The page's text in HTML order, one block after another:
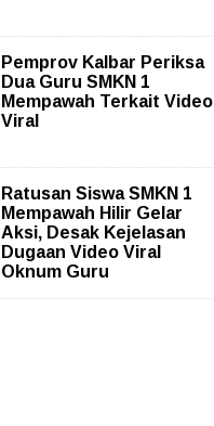
Pemprov Kalbar Periksa
Dua Guru SMKN 1
Mempawah Terkait Video
Viral
Ratusan Siswa SMKN 1
Mempawah Hilir Gelar
Aksi, Desak Kejelasan
Dugaan Video Viral
Oknum Guru